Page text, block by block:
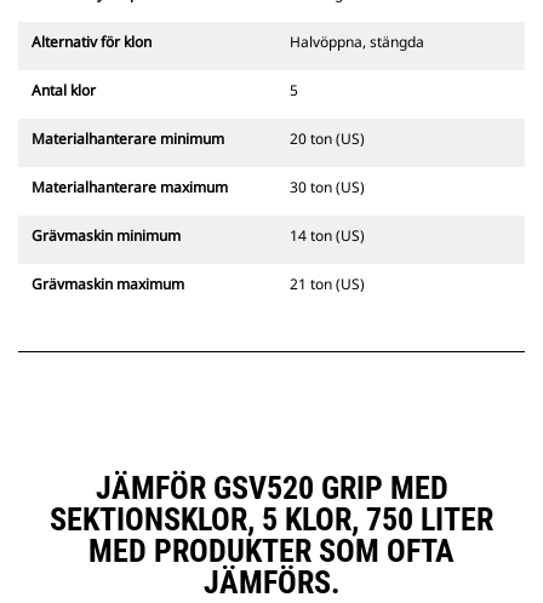
Alternativ för klon Halvöppna, stängda
Antal klor 5
Materialhanterare minimum 20 ton (US)
Materialhanterare maximum 30 ton (US)
Grävmaskin minimum 14 ton (US)
Grävmaskin maximum 21 ton (US)
JÄMFÖR GSV520 GRIP MED
SEKTIONSKLOR, 5 KLOR, 750 LITER
MED PRODUKTER SOM OFTA
JÄMFÖRS.